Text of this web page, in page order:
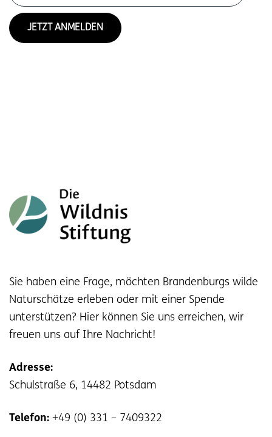
Sie haben eine Frage, möchten Brandenburgs wilde
Naturschätze erleben oder mit einer Spende
unterstützen? Hier können Sie uns erreichen, wir
freuen uns auf Ihre Nachricht!
Adresse:
Schulstraße 6, 14482 Potsdam
Telefon: +49 (0) 331 – 7409322